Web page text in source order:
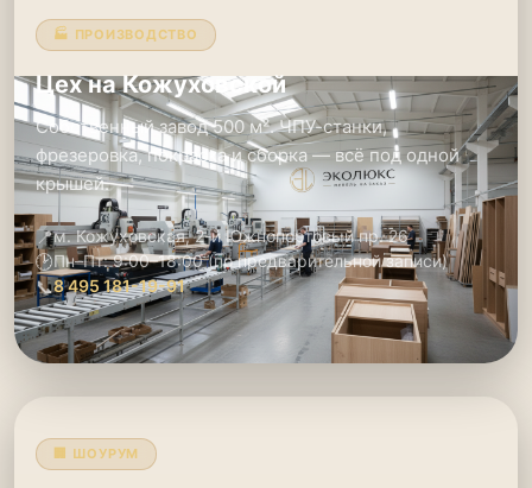
🏭 ПРОИЗВОДСТВО
Цех на Кожуховской
Собственный завод 500 м². ЧПУ-станки,
фрезеровка, покраска и сборка — всё под одной
крышей.
📍м. Кожуховская, 2-й Южнопортовый пр. 26
🕑Пн–Пт: 9:00–18:00 (по предварительной записи)
📞8 495 181-19-91
🏢 ШОУРУМ